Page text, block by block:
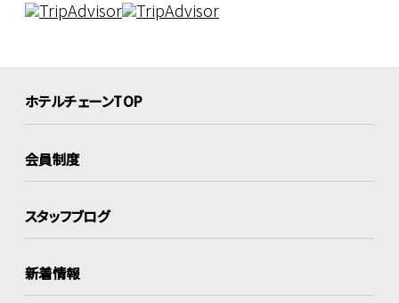
ホテルチェーンTOP
会員制度
スタッフブログ
新着情報